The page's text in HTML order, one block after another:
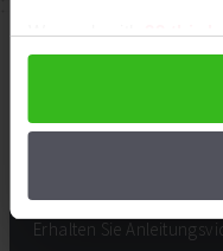
Wir verwenden
analysieren.
Website an unsere
Unsere Partner führen
zusammen, die Sie
0211 - 93 67 02
Nutzen Sie
Erhalten Sie